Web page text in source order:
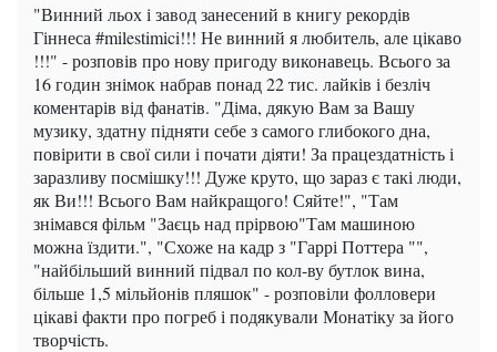
"Винний льох і завод занесений в книгу рекордів
Гіннеса #milestimici!!! Не винний я любитель, але цікаво
!!!" - розповів про нову пригоду виконавець. Всього за
16 годин знімок набрав понад 22 тис. лайків і безліч
коментарів від фанатів. "Діма, дякую Вам за Вашу
музику, здатну підняти себе з самого глибокого дна,
повірити в свої сили і почати діяти! За працездатність і
заразливу посмішку!!! Дуже круто, що зараз є такі люди,
як Ви!!! Всього Вам найкращого! Сяйте!", "Там
знімався фільм "Заєць над прірвою"Там машиною
можна їздити.", "Схоже на кадр з "Гаррі Поттера "",
"найбільший винний підвал по кол-ву бутлок вина,
більше 1,5 мільйонів пляшок" - розповіли фолловери
цікаві факти про погреб і подякували Монатіку за його
творчість.